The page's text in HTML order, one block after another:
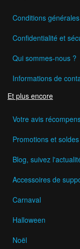
Conditions
Confidentialité et
Qui sommes-nous ?
Informations de
Et plus encore
Votre avis
Promotions et soldes
Blog, suivez
Accessoires de
Carnaval
Halloween
Noël